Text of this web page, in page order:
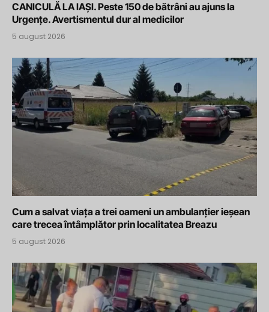
CANICULĂ LA IAȘI. Peste 150 de bătrâni au ajuns la
Urgențe. Avertismentul dur al medicilor
5 august 2026
Cum a salvat viața a trei oameni un ambulanțier ieșean
care trecea întâmplător prin localitatea Breazu
5 august 2026